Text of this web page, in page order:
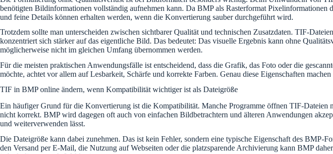
benötigten Bildinformationen vollständig aufnehmen kann. Da BMP als Rasterformat
und feine Details können erhalten werden, wenn die Konvertierung sauber durchgeführt wird.
Trotzdem sollte man unterscheiden zwischen sichtbarer Qualität und technischen Zusatzdaten. TIF-
konzentriert sich stärker auf das eigentliche Bild. Das bedeutet: Das visuelle Ergebnis kann ohne
möglicherweise nicht im gleichen Umfang übernommen werden.
Für die meisten praktischen Anwendungsfälle ist entscheidend, dass die Grafik, das Foto oder die
möchte, achtet vor allem auf Lesbarkeit, Schärfe und korrekte Farben. Genau diese Eigenschaften
TIF in BMP online ändern, wenn Kompatibilität wichtiger ist als Dateigröße
Ein häufiger Grund für die Konvertierung ist die Kompatibilität. Manche Programme öffnen TIF-Dateien
nicht korrekt. BMP wird dagegen oft auch von einfachen Bildbetrachtern und älteren Anwendungen
und weiterverwenden lässt.
Die Dateigröße kann dabei zunehmen. Das ist kein Fehler, sondern eine typische Eigenschaft des
den Versand per E-Mail, die Nutzung auf Webseiten oder die platzsparende Archivierung kann BMP